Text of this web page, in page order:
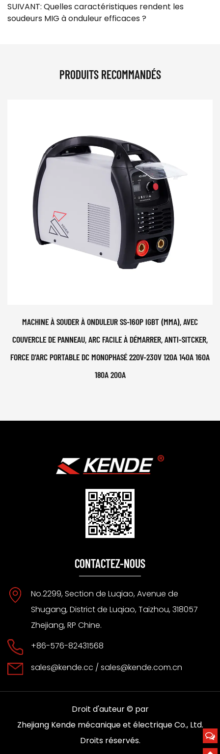
SUIVANT: Quelles caractéristiques rendent les
soudeurs MIG à onduleur efficaces ?
PRODUITS RECOMMANDÉS
MACHINE À SOUDER À ONDULEUR SS-160P IGBT (MMA), AVEC
COUVERCLE DE PANNEAU, ARC FACILE À DÉMARRER, ANTI-SITCKER,
FORCE D'ARC PORTABLE DC MONOPHASÉ 220V-230V 120A 140A 160A
180A 200A
CONTACTEZ-NOUS
No.2299, Section de Luqiao, Avenue de
Shugang, District de Luqiao, Taizhou, 318057
Zhejiang, RP Chine.
+86-576-82431568
sales@kende.cc / sales@kende.com.cn
Droit d'auteur © par
Zhejiang Kende mécanique et électrique Co., Ltd.
Droits réservés.